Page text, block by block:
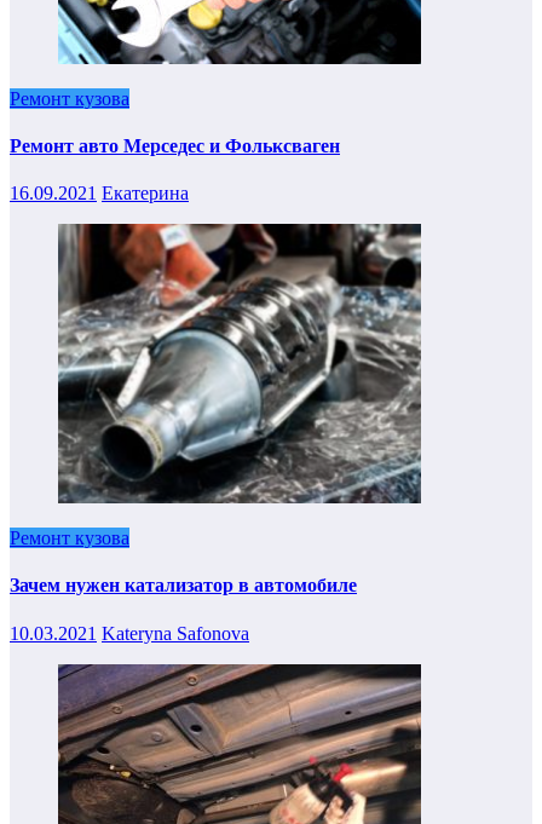
Ремонт кузова
Ремонт авто Мерседес и Фольксваген
16.09.2021 Екатерина
Ремонт кузова
Зачем нужен катализатор в автомобиле
10.03.2021 Kateryna Safonova